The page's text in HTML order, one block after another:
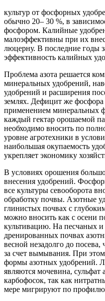
культур от фосфорных
обычно 20– 30 %, в
фосфором. Калийные
малоэффективны при их
люцерну. В последние годы
эффективность калийных
Проблема азота решается
минеральных удобрений,
удобрений и расширения
землях. Дефицит же
применением минеральных
каждый гектар орошаемой
необходимо вносить по
уровне агротехники в
наибольшая окупаемость
укрепляет экономику
В условиях орошения
внесения удобрений.
все культуры севооборота
обработку почвы. Азотные
глинистых почвах с
можно вносить как с осени
культивацию. На песчаных
дренированных почвах
весной незадолго до посева,
за счет вымывания. При
формы азотных удобрений.
являются мочевина, сульфат
карбофосок, так как
мере мигрируют по